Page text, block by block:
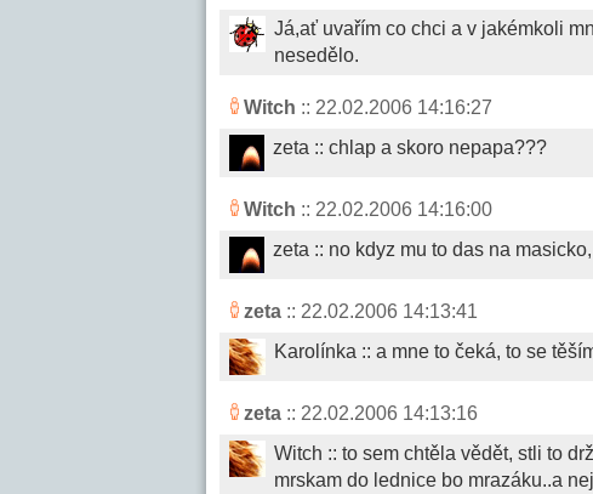
Já,ať uvařím co chci a v jakémkoli
nesedělo.
Witch :: 22.02.2006 14:16:27
zeta :: chlap a skoro nepapa???
Witch :: 22.02.2006 14:16:00
zeta :: no kdyz mu to das na
zeta :: 22.02.2006 14:13:41
Karolínka :: a mne to čeká, to se
zeta :: 22.02.2006 14:13:16
Witch :: to sem chtěla vědět, stli to
mrskam do lednice bo mrazáku..a